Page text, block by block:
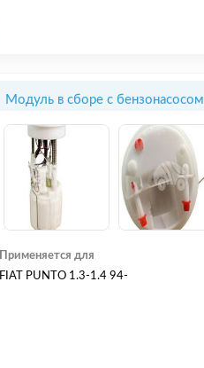
Модуль в сборе с бензонасосом
Применяется для
FIAT PUNTO 1.3-1.4 94-